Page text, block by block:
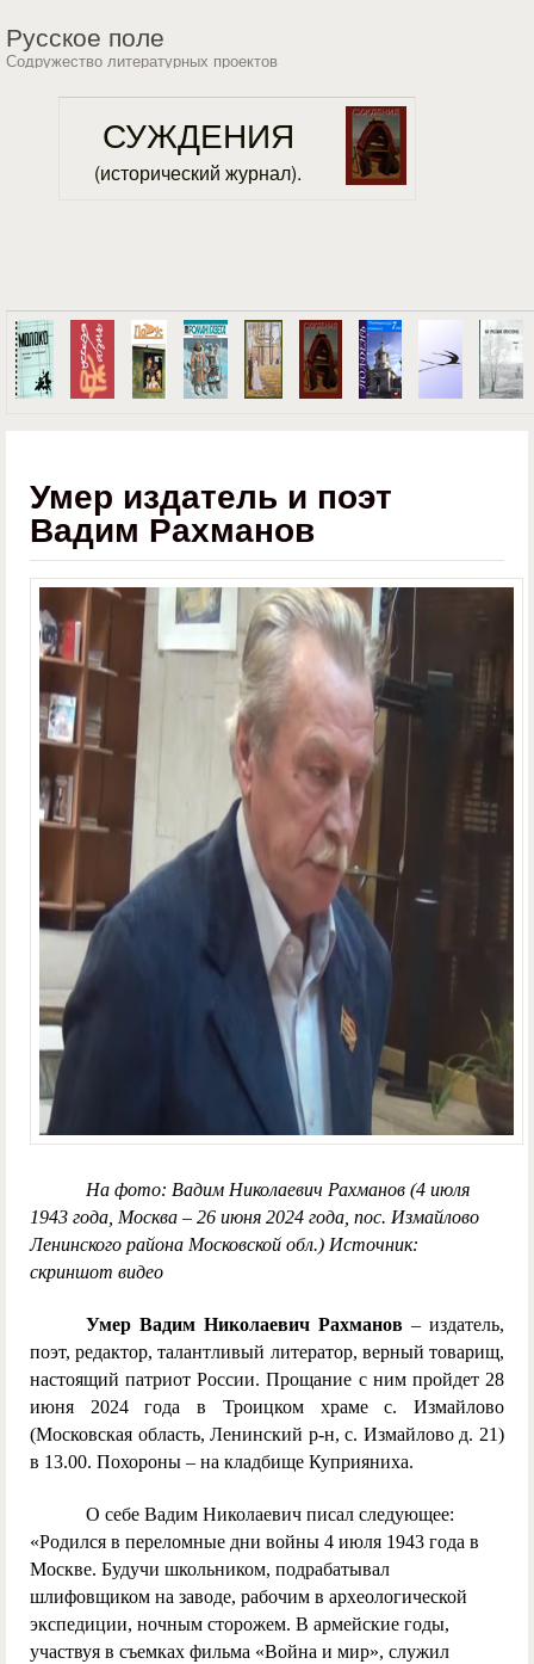
Русское поле
Содружество литературных проектов
СУЖДЕНИЯ
(исторический журнал).
Умер издатель и поэт
Вадим Рахманов
На фото: Вадим Николаевич Рахманов (4 июля
1943 года, Москва – 26 июня 2024 года, пос. Измайлово
Ленинского района Московской обл.) Источник:
скриншот видео
Умер Вадим Николаевич Рахманов – издатель,
поэт, редактор, талантливый литератор, верный товарищ,
настоящий патриот России. Прощание с ним пройдет 28
июня 2024 года в Троицком храме с. Измайлово
(Московская область, Ленинский р-н, с. Измайлово д. 21)
в 13.00. Похороны – на кладбище Куприяниха.
О себе Вадим Николаевич писал следующее:
«Родился в переломные дни войны 4 июля 1943 года в
Москве. Будучи школьником, подрабатывал
шлифовщиком на заводе, рабочим в археологической
экспедиции, ночным сторожем. В армейские годы,
участвуя в съемках фильма «Война и мир», служил